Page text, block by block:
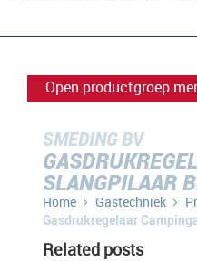
Open productgroep
SMEDING BV
SLANGPILAAR
Home Gastechniek
Gasdrukregelaar
Related posts